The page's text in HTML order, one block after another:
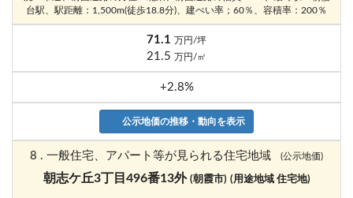
台駅、駅距離：1,500m(徒歩18.8分)、建ぺい率；60％、容積率：200％
71.1 万円/坪
21.5 万円/㎡
+2.8%
公示地価の推移・動向を表示
8 . 一般住宅、アパート等が見られる住宅地域 (公示地価)
朝志ケ丘3丁目496番13外 (朝霞市) (用途地域 住宅地)